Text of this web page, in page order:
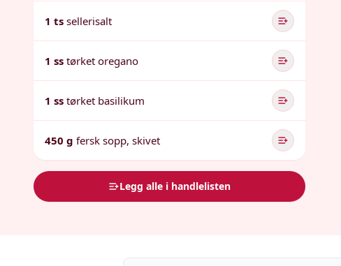
1 ts sellerisalt
1 ss tørket oregano
1 ss tørket basilikum
450 g fersk sopp, skivet
Legg alle i handlelisten